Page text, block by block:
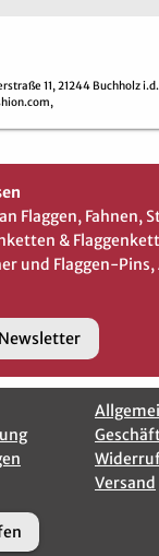
11, 21244 Buchholz
Flaggen, Fahnen,
&
und Flaggen-
Versand